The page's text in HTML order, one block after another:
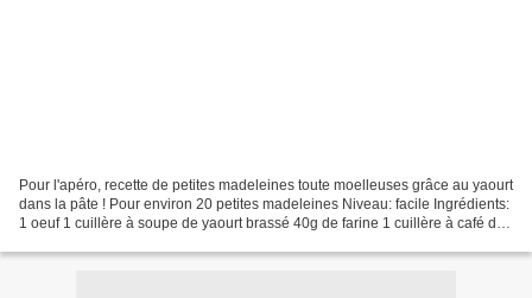
Pour l'apéro, recette de petites madeleines toute moelleuses grâce au yaourt
dans la pâte ! Pour environ 20 petites madeleines Niveau: facile Ingrédients:
1 oeuf 1 cuillère à soupe de yaourt brassé 40g de farine 1 cuillère à café de